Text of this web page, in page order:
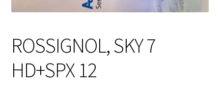
ROSSIGNOL, SKY 7
HD+SPX 12